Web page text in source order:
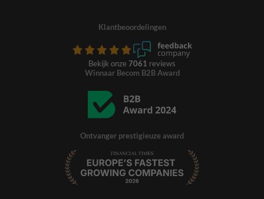
Klantbeoordelingen
Bekijk onze 7061 reviews
Winnaar Becom B2B Award
Ontvanger prestigieuze award